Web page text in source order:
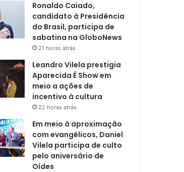
Ronaldo Caiado,
candidato à Presidência
do Brasil, participa de
sabatina na GloboNews
21 horas atrás
Leandro Vilela prestigia
Aparecida É Show em
meio a ações de
incentivo à cultura
22 horas atrás
Em meio à aproximação
com evangélicos, Daniel
Vilela participa de culto
pelo aniversário de
Oídes